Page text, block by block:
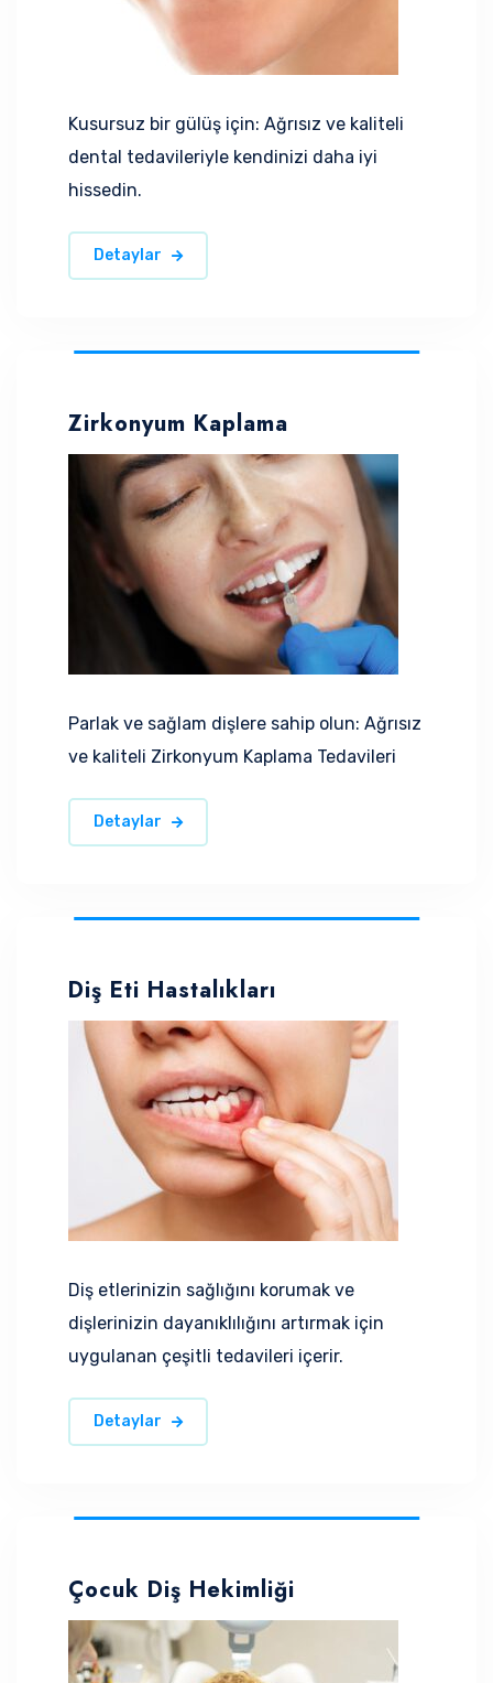
Kusursuz bir gülüş için: Ağrısız ve kaliteli
dental tedavileriyle kendinizi daha iyi
hissedin.
Detaylar
Zirkonyum Kaplama
Parlak ve sağlam dişlere sahip olun: Ağrısız
ve kaliteli Zirkonyum Kaplama Tedavileri
Detaylar
Diş Eti Hastalıkları
Diş etlerinizin sağlığını korumak ve
dişlerinizin dayanıklılığını artırmak için
uygulanan çeşitli tedavileri içerir.
Detaylar
Çocuk Diş Hekimliği